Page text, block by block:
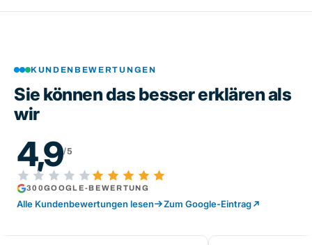
KUNDENBEWERTUNGEN
Sie können das besser erklären als
wir
4,9/5
300GOOGLE-BEWERTUNG
Alle Kundenbewertungen lesen Zum Google-Eintrag